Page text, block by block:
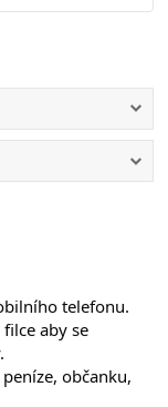
telefonu.
aby se
občanku,